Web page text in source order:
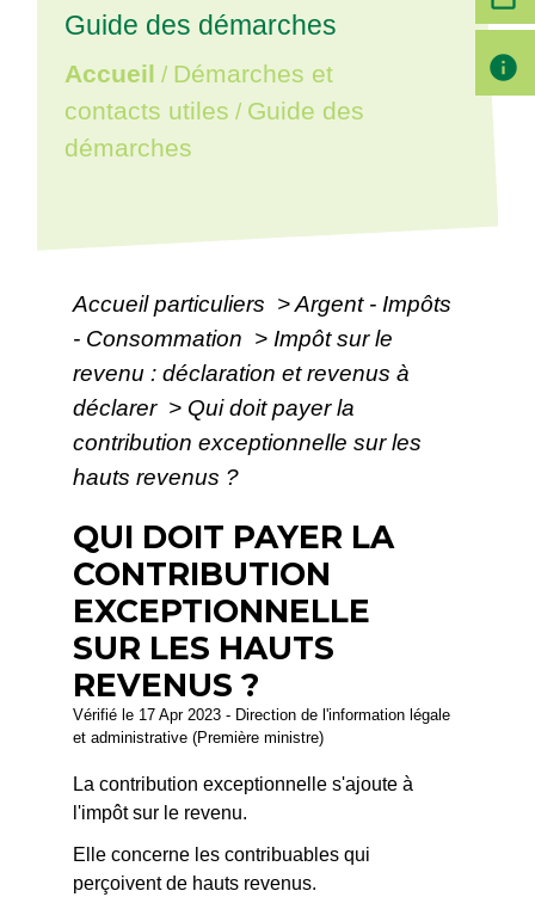
Guide des démarches
Accueil / Démarches et
contacts utiles / Guide des
démarches
Accueil particuliers >Argent - Impôts
- Consommation > Impôt sur le
revenu : déclaration et revenus à
déclarer > Qui doit payer la
contribution exceptionnelle sur les
hauts revenus ?
QUI DOIT PAYER LA
CONTRIBUTION
EXCEPTIONNELLE
SUR LES HAUTS
REVENUS ?
Vérifié le 17 Apr 2023 - Direction de l'information légale
et administrative (Première ministre)
La contribution exceptionnelle s'ajoute à
l'impôt sur le revenu.
Elle concerne les contribuables qui
perçoivent de hauts revenus.
info